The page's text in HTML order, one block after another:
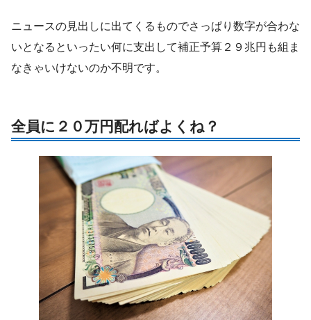
ニュースの見出しに出てくるものでさっぱり数字が合わな
いとなるといったい何に支出して補正予算２９兆円も組ま
なきゃいけないのか不明です。
全員に２０万円配ればよくね？